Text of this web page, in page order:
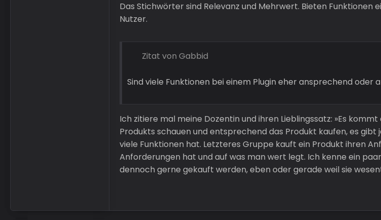
Das Stichwörter sind Relevanz und Mehrwert. Bieten Funktionen
Nutzer.
Zitat von Gabbid
Sind viele Funktionen bei einem Plugin eher ansprechend
Ich zitiere mal meine Dozentin und ihren Lieblingssatz: »Es
Produkts schauen und entsprechend das Produkt kaufen, es
viele Funktionen hat. Letzteres Gruppe kauft ein Produkt ihren
Anforderungen hat und auf was man wert legt. Ich kenne ein
dennoch gerne gekauft werden, eben oder gerade weil sie